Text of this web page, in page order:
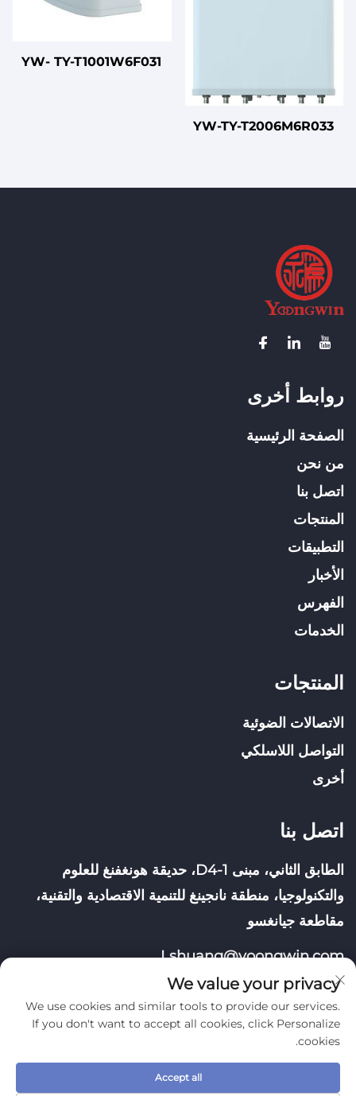
YW- TY-T1001W6F031
YW-TY-T2006M6R033
روابط أخرى
الصفحة الرئيسية
من نحن
اتصل بنا
المنتجات
التطبيقات
الأخبار
الفهرس
الخدمات
المنتجات
الاتصالات الضوئية
التواصل اللاسلكي
أخرى
اتصل بنا
الطابق الثاني، مبنى D4-1، حديقة هونغفنغ للعلوم
والتكنولوجيا، منطقة نانجينغ للتنمية الاقتصادية والتقنية،
مقاطعة جيانغسو
Lshuang@yoongwin.com
الحقوق محفوظة
We value your privacy
We use cookies and similar tools to provide our services.
If you don't want to accept all cookies, click Personalize
cookies.
Accept all